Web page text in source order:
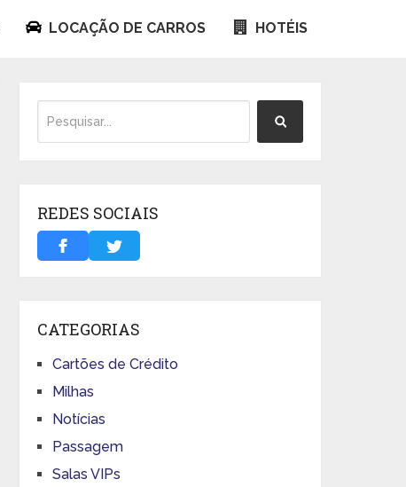
LOCAÇÃO DE CARROS HOTÉIS
REDES SOCIAIS
CATEGORIAS
Cartões de Crédito
Milhas
Notícias
Passagem
Salas VIPs